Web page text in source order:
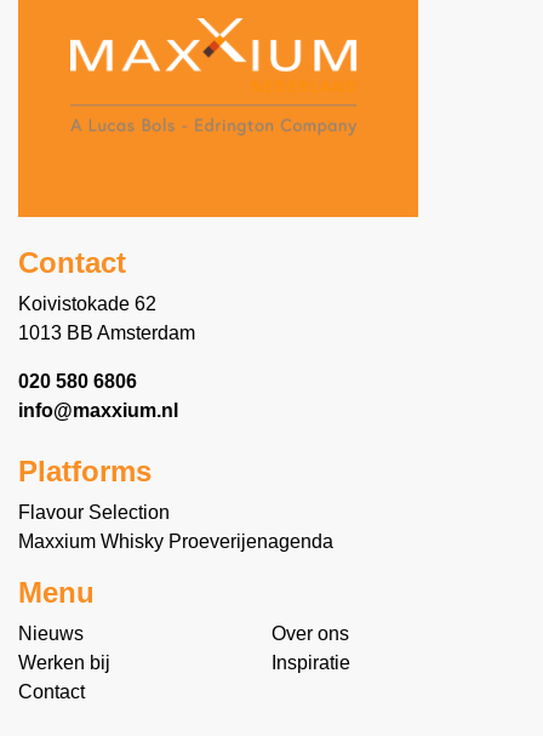
Contact
Koivistokade 62
1013 BB Amsterdam
020 580 6806
info@maxxium.nl
Platforms
Flavour Selection
Maxxium Whisky Proeverijenagenda
Menu
Nieuws
Over ons
Werken bij
Inspiratie
Contact